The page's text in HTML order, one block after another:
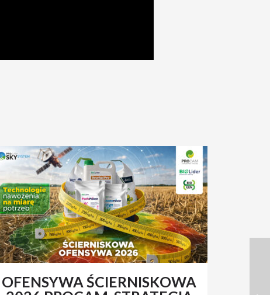
OFENSYWA ŚCIERNISKOWA